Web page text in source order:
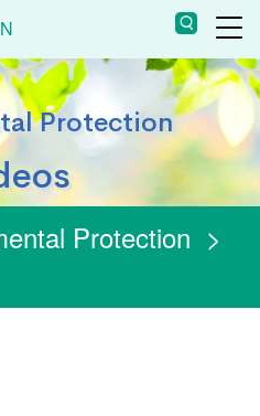
Protection
Protection >